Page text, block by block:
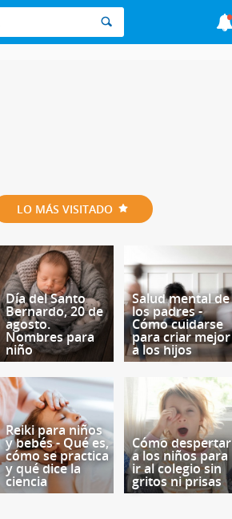
LO MÁS VISITADO
Día del Santo
Bernardo, 20 de
agosto.
Nombres para
niño
Salud mental de
los padres -
Cómo cuidarse
para criar mejor
a los hijos
Reiki para niños
y bebés - Qué es,
cómo se practica
y qué dice la
ciencia
Cómo despertar
a los niños para
ir al colegio sin
gritos ni prisas